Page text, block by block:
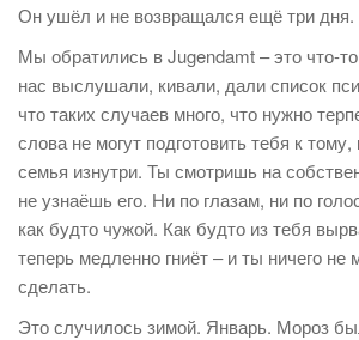
Он ушёл и не возвращался ещё три дня.
Мы обратились в Jugendamt – это что-
нас выслушали, кивали, дали список
что таких случаев много, что нужно
слова не могут подготовить тебя к
семья изнутри. Ты смотришь на
не узнаёшь его. Ни по глазам, ни по
как будто чужой. Как будто из тебя
теперь медленно гниёт – и ты ничего
сделать.
Это случилось зимой. Январь. Мороз